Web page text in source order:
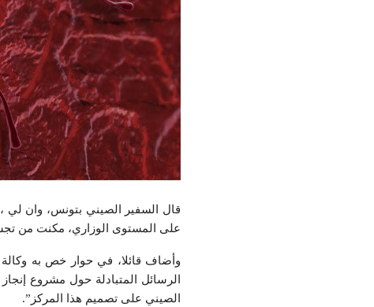
قال السفير الصيني بتونس، وان لي ،
على المستوى الوزاري، مكنت من
وأضاف قائلا، في حوار خص به وكالة
الرسائل المتبادلة حول مشروع
الصيني على تصميم هذا المركز”.